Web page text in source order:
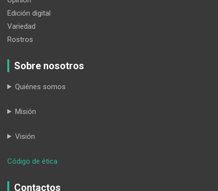
Edición digital
Variedad
Rostros
Sobre nosotros
Quiénes somos
Misión
Visión
Código de ética
Contactos